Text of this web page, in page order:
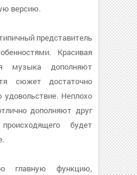
версию.
представитель
Красивая
музыка дополняют
сюжет достаточно
Неплохо
дополняют друг
будет
главную функцию,